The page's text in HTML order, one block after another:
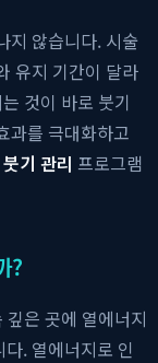
지 않습니다. 시술
유지 기간이 달라
것이 바로 붓기
과를 극대화하고
기 관리 프로그램
?
은 곳에 열에너지
. 열에너지로 인